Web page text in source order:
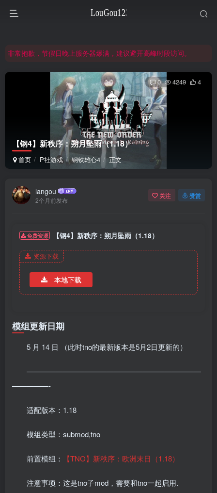
网站合并公告：旧网页langou123.com的内容将搬迁到本页面，本页面后续可通过langou123.com和www.langou123.com访问。旧网页可通过3yc.top访问。
非常抱歉，节假日晚上服务器爆满，建议避开高峰时段访问。
网站合并公告：旧网页langou123.com的内容将搬迁到本页面，本页面后续可通过langou123.com和www.langou123.com访问。旧网页可通过3yc.top访问。
【钢4】新秩序：朔月坠雨（1.18）
首页 P社游戏 钢铁雄心4 正文
0 4249 4
langou
2个月前发布
关注 赞赏
免费资源 【钢4】新秩序：朔月坠雨（1.18）
资源下载
本地下载
模组更新日期
5 月 14 日 （此时tno的最新版本是5月2日更新的）
————————————————————————
—————-
适配版本：1.18
模组类型：submod,tno
前置模组： 【TNO】新秩序：欧洲末日（1.18）
注意事项：这是tno子mod，需要和tno一起启用.